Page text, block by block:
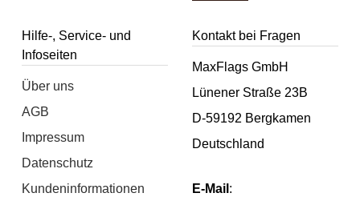
Hilfe-, Service- und
Infoseiten
Über uns
AGB
Impressum
Datenschutz
Kundeninformationen
Kontakt bei Fragen
MaxFlags GmbH
Lünener Straße 23B
D-59192 Bergkamen
Deutschland
E-Mail :